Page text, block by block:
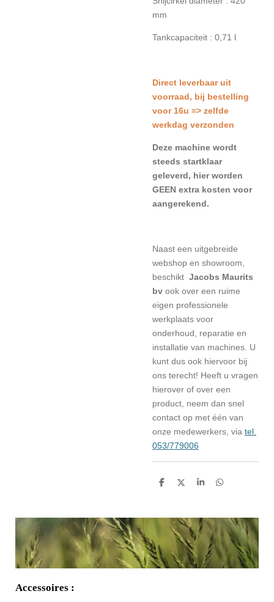
mm
Tankcapaciteit : 0,71 l
Direct leverbaar uit
voorraad, bij bestelling
voor 16u => zelfde
werkdag verzonden
Deze machine wordt
steeds startklaar
geleverd, hier worden
GEEN extra kosten voor
aangerekend.
Naast een uitgebreide
webshop en showroom,
beschikt Jacobs Maurits
bv ook over een ruime
eigen professionele
werkplaats voor
onderhoud, reparatie en
installatie van machines. U
kunt dus ook hiervoor bij
ons terecht! Heeft u vragen
hierover of over een
product, neem dan snel
contact op met één van
onze medewerkers, via tel.
053/779006
D
n
D
S
e
D
n
Accessoires :